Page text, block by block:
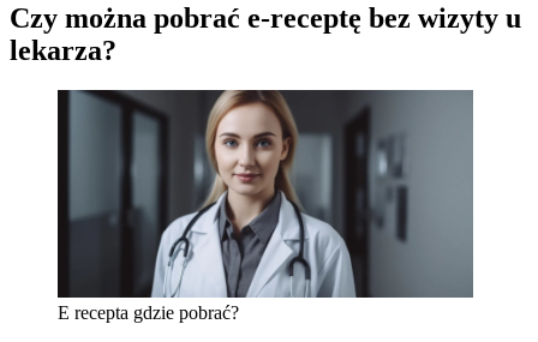
Czy można pobrać e-receptę bez wizyty u
lekarza?
E recepta gdzie pobrać?